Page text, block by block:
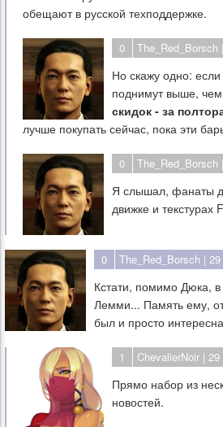
обещают в русской техподдержке.
0 The_Red_Borsch
Но скажу одно:
поднимут выше, чем
скидок - за
лучше покупать сейчас, пока эти
0 The_Red_Borsch
Я слышал, фанаты
движке и текстурах
0 The_Red_Borsch |
Кстати, помимо Дюка,
Лемми... Память ему,
был и просто
1 ChevalierNoir | 29
Прямо набор из
новостей.